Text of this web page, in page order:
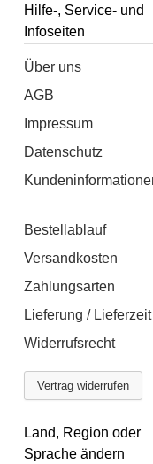
Hilfe-, Service- und
Infoseiten
Über uns
AGB
Impressum
Datenschutz
Bestellablauf
Versandkosten
Zahlungsarten
Lieferung / Lieferzeit
Widerrufsrecht
Vertrag widerrufen
Land, Region oder
Sprache ändern